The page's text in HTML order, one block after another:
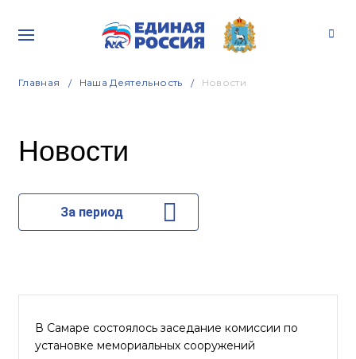
Главная Наша Деятельность Новости
Новости
За период
В Самаре состоялось заседание комиссии по
установке мемориальных сооружений